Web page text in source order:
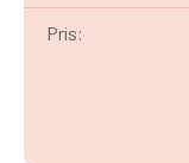
Pris: